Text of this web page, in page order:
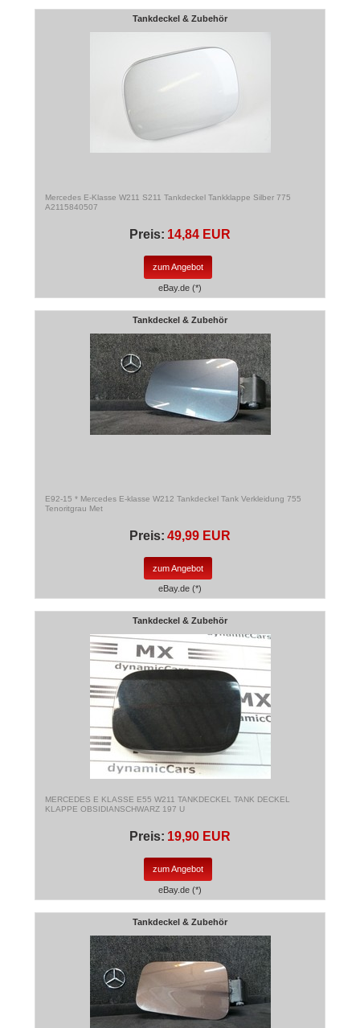
Tankdeckel & Zubehör
Mercedes E-Klasse W211 S211 Tankdeckel Tankklappe Silber 775
A2115840507
Preis: 14,84 EUR
zum Angebot
eBay.de (*)
Tankdeckel & Zubehör
E92-15 * Mercedes E-klasse W212 Tankdeckel Tank Verkleidung 755
Tenoritgrau Met
Preis: 49,99 EUR
zum Angebot
eBay.de (*)
Tankdeckel & Zubehör
MERCEDES E KLASSE E55 W211 TANKDECKEL TANK DECKEL
KLAPPE OBSIDIANSCHWARZ 197 U
Preis: 19,90 EUR
zum Angebot
eBay.de (*)
Tankdeckel & Zubehör